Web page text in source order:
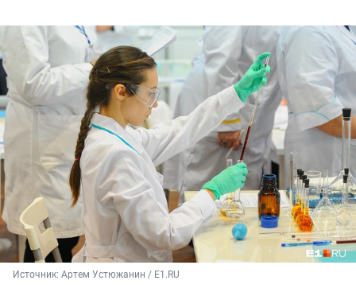
Источник: Артем Устюжанин / E1.RU